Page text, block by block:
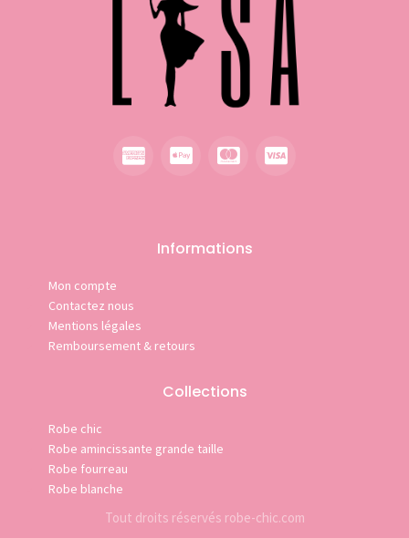
Informations
Mon compte
Contactez nous
Mentions légales
Remboursement & retours
Collections
Robe chic
Robe amincissante grande taille
Robe fourreau
Robe blanche
Tout droits réservés robe-chic.com